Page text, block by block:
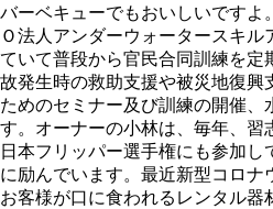
バーベキューでもおいしいですよ
Ｏ法人アンダーウォータースキル
ていて普段から官民合同訓練を定
故発生時の救助支援や被災地復興
ためのセミナー及び訓練の開催、
す。オーナーの小林は、毎年、習
日本フリッパー選手権にも参加
に励んでいます。最近新型コロナ
お客様が口に食われるレンタル器